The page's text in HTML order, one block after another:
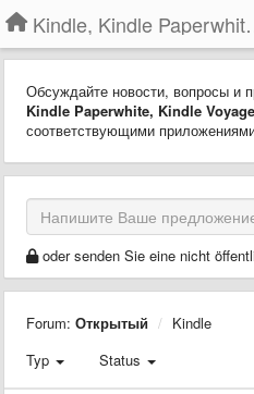
Kindle,
Обсуждайте новости, вопросы и
Kindle Paperwhite, Kindle Voyage
соответствующими
oder senden Sie eine nicht
Forum: Открытый
Kindle
Typ
Status